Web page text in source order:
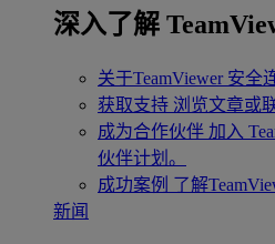
深入了解
关于TeamViewer 安全
获取支持 浏览文章或
成为合作伙伴 加入
伙伴计划。
成功案例 了解
新闻